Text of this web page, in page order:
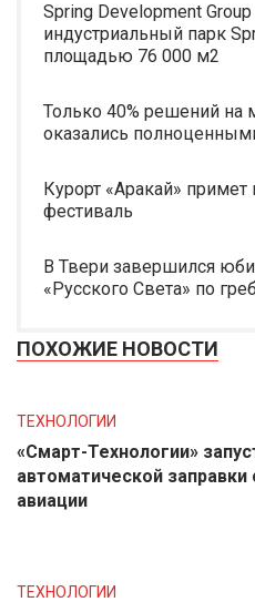
Spring Development Group
индустриальный парк
площадью 76 000 м2
Только 40% решений
оказались
Курорт «Аракай»
фестиваль
В Твери завершился
«Русского Света» по
ПОХОЖИЕ НОВОСТИ
ТЕХНОЛОГИИ
«Смарт-Технологии»
автоматической
авиации
ТЕХНОЛОГИИ